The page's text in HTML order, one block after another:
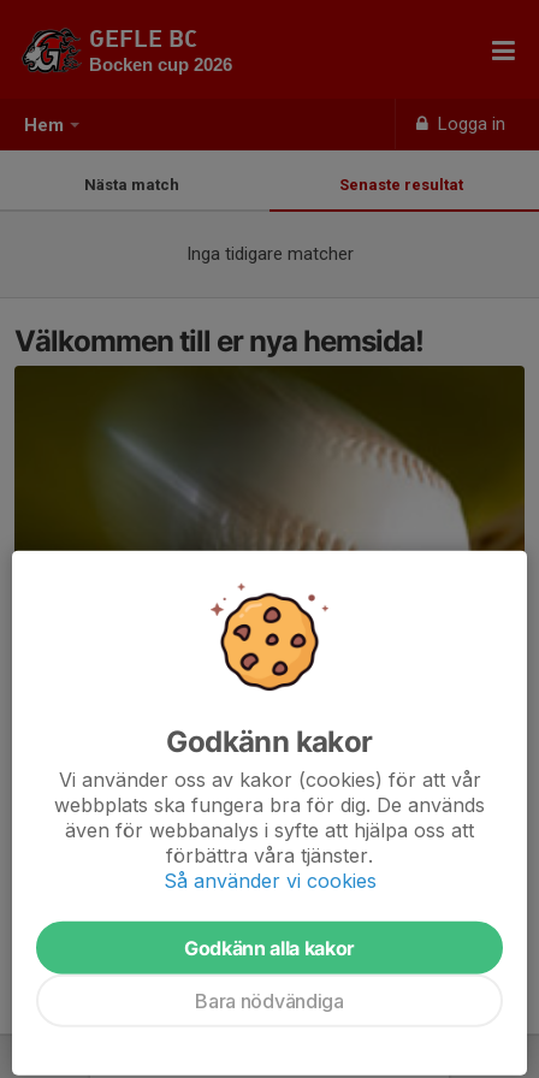
Hem Logga in
GEFLE BC
Bocken cup 2026
Nästa match Senaste resultat
Inga tidigare matcher
Välkommen till er nya hemsida!
Här hamnar automatiskt de senaste nyheterna på hemsidan. För
att kunna börja administrera hemsidan loggar du in högst upp till
höger.
Godkänn kakor
Vi använder oss av kakor (cookies) för att vår
webbplats ska fungera bra för dig. De används
även för webbanalys i syfte att hjälpa oss att
förbättra våra tjänster.
Så använder vi cookies
Godkänn alla kakor
Bara nödvändiga